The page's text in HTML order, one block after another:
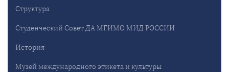
Структура
Студенческий Совет ДА МГИМО МИД РОССИИ
История
Музей международного этикета и культуры